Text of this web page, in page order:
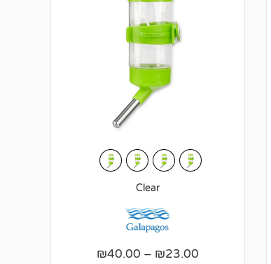
Clear
₪23.00
–
₪40.00